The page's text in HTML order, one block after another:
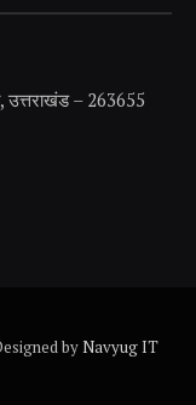
उत्तराखंड – 263655
byNavyug IT